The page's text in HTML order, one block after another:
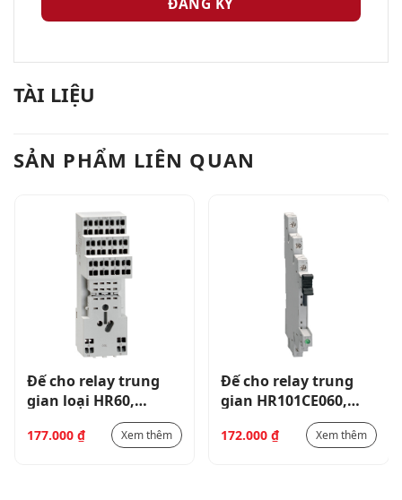
TÀI LIỆU
SẢN PHẨM LIÊN QUAN
Đế cho relay trung
gian loại HR60,
SPRING TERMINALS 2
C/O
177.000 ₫ Xem thêm
Đế cho relay trung
gian HR101CE060,
220…240VAC/DC,
SCREW TERMINALS
172.000 ₫ Xem thêm